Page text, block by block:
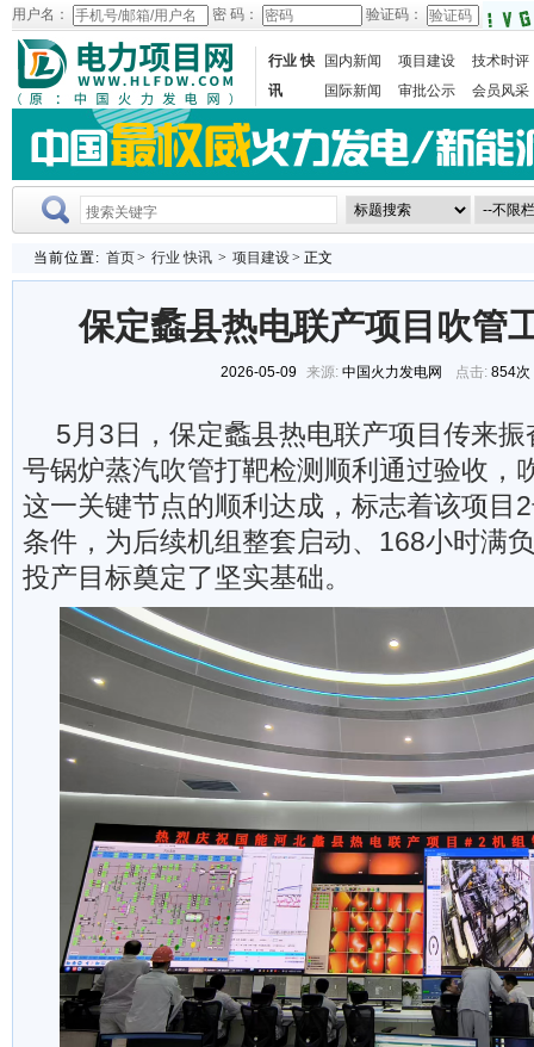
用户名： 密 码： 验证码：
行业 快
讯
国内新闻 项目建设
技术时评
国际新闻
审批公示 会员风采
当前位置: 首页> 行业 快讯 > 项目建设> 正文
保定蠡县热电联产项目吹管
2026-05-09 来源: 中国火力发电网 点击: 854次
5月3日，保定蠡县热电联产项目传来
号锅炉蒸汽吹管打靶检测顺利通过验收，
这一关键节点的顺利达成，标志着该项目
条件，为后续机组整套启动、168小时满
投产目标奠定了坚实基础。